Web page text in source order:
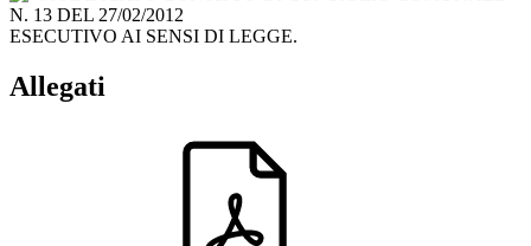
N. 13 DEL 27/02/2012
ESECUTIVO AI SENSI DI LEGGE.
Allegati